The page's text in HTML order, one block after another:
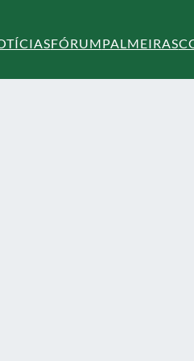
FÓRUMPALMEIRAS